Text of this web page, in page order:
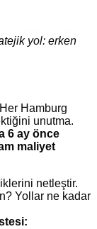
yol: erken
Her Hamburg
unutma.
6 ay önce
maliyet
netleştir.
Yollar ne kadar